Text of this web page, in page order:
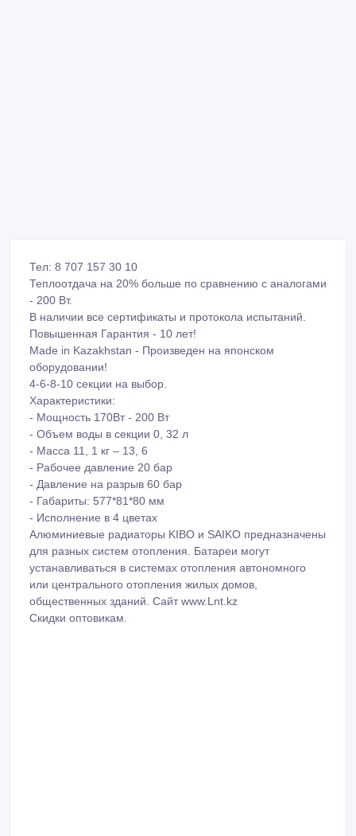
Тел: 8 707 157 30 10
Теплоотдача на 20% больше по сравнению с аналогами
- 200 Вт.
В наличии все сертификаты и протокола испытаний.
Повышенная Гарантия - 10 лет!
Made in Kazakhstan - Произведен на японском
оборудовании!
4-6-8-10 секции на выбор.
Характеристики:
- Мощность 170Вт - 200 Вт
- Объем воды в секции 0, 32 л
- Масса 11, 1 кг – 13, 6
- Рабочее давление 20 бар
- Давление на разрыв 60 бар
- Габариты: 577*81*80 мм
- Исполнение в 4 цветах
Алюминиевые радиаторы KIBO и SAIKO предназначены
для разных систем отопления. Батареи могут
общественных зданий. Сайт www.Lnt.kz
Скидки оптовикам.